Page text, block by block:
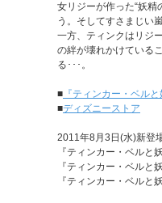
女リジーが作った“妖精
う。そしてすさまじい
一方、ティンクはリジ
の絆が壊れかけている
る･･･。
■ 『ティンカー・ベル
■ディズニーストア
2011年8月3日(水)新登
『ティンカー・ベル
『ティンカー・ベルと
『ティンカー・ベルと